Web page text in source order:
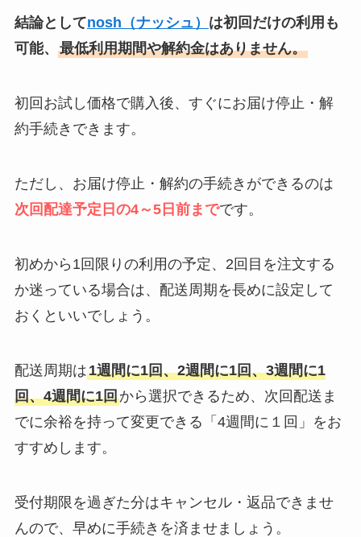
結論としてnosh（ナッシュ） は初回だけの利用も
可能、 最低利用期間や解約金はありません。
初回お試し価格で購入後、すぐにお届け停止・解
約手続きできます。
ただし、お届け停止・解約の手続きができるのは
次回配達予定日の4～5日前までです。
初めから1回限りの利用の予定、2回目を注文する
か迷っている場合は、配送周期を長めに設定して
おくといいでしょう。
配送周期は1週間に1回、2週間に1回、3週間に1
回、4週間に1回から選択できるため、次回配送ま
でに余裕を持って変更できる「4週間に１回」をお
すすめします。
受付期限を過ぎた分はキャンセル・返品できませ
んので、早めに手続きを済ませましょう。